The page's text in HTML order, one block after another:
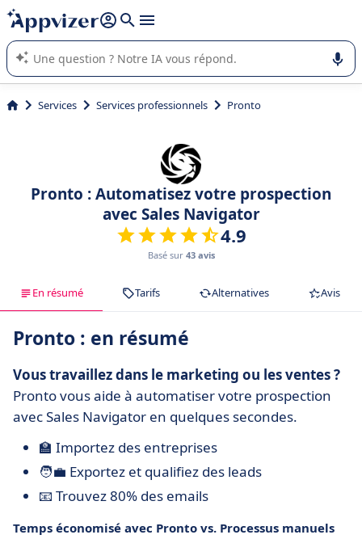
répondre (plusieurs lignes avec
L'IA de Appvizer vous guide dans l'utilisation ou la sélection de
logiciel SaaS en entreprise.
Services Services professionnels Pronto
Pronto : Automatisez votre prospection
avec Sales Navigator
4.9
Basé sur 43 avis
En résumé Tarifs Alternatives Avis
Pronto : en résumé
Vous travaillez dans le marketing ou les ventes ?
Pronto vous aide à automatiser votre prospection
avec Sales Navigator en quelques secondes.
🏫 Importez des entreprises
🧑‍💼 Exportez et qualifiez des leads
📧 Trouvez 80% des emails
Temps économisé avec Pronto vs. Processus manuels